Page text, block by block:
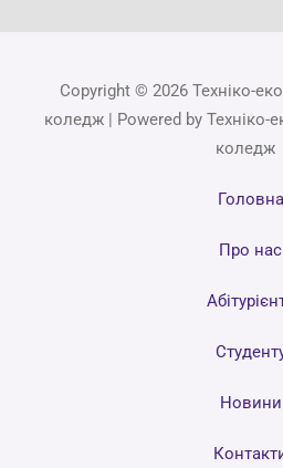
Copyright © 2026 Техніко-
коледж | Powered by Техніко-
коледж
Головна
Про нас
Новини